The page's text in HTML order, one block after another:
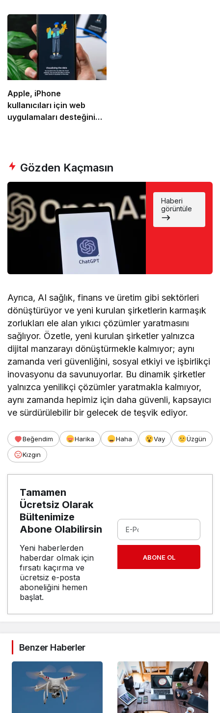
Apple, iPhone
kullanıcıları için web
uygulamaları desteğini
Gözden Kaçmasın
Hedeflerini
ze
ulaşmanızı
kolaylaştıra
Haberi
görüntüle
Ayrıca, AI sağlık, finans ve üretim gibi sektörleri
dönüştürüyor ve yeni kurulan şirketlerin karmaşık
zorlukları ele alan yıkıcı çözümler yaratmasını
sağlıyor. Özetle, yeni kurulan şirketler yalnızca
dijital manzarayı dönüştürmekle kalmıyor; aynı
zamanda veri güvenliğini, sosyal etkiyi ve işbirlikçi
inovasyonu da savunuyorlar. Bu dinamik şirketler
yalnızca yenilikçi çözümler yaratmakla kalmıyor,
aynı zamanda hepimiz için daha güvenli, kapsayıcı
ve sürdürülebilir bir gelecek de teşvik ediyor.
Beğendim Harika Haha Vay
Üzgün
Kızgın
Tamamen
Ücretsiz Olarak
Bültenimize
Abone Olabilirsin
Yeni haberlerden
haberdar olmak için
fırsatı kaçırma ve
ücretsiz e-posta
aboneliğini hemen
başlat.
ABONE OL
Benzer Haberler